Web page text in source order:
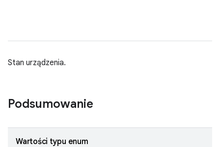
Stan urządzenia.
Podsumowanie
Wartości typu enum